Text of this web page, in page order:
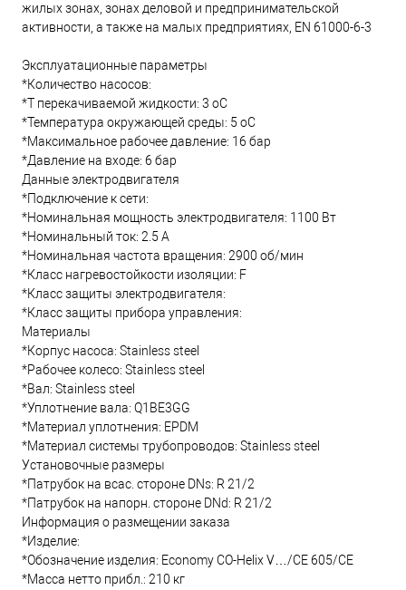
жилых зонах, зонах деловой и предпринимательской
активности, а также на малых предприятиях, EN 61000-6-3
Эксплуатационные параметры
*Количество насосов:
*T перекачиваемой жидкости: 3 oC
*Температура окружающей среды: 5 oC
*Максимальное рабочее давление: 16 бар
*Давление на входе: 6 бар
Данные электродвигателя
*Подключение к сети:
*Номинальная мощность электродвигателя: 1100 Вт
*Номинальный ток: 2.5 А
*Номинальная частота вращения: 2900 об/мин
*Класс нагревостойкости изоляции: F
*Класс защиты электродвигателя:
*Класс защиты прибора управления:
Материалы
*Корпус насоса: Stainless steel
*Рабочее колесо: Stainless steel
*Вал: Stainless steel
*Уплотнение вала: Q1BE3GG
*Материал уплотнения: EPDM
*Материал системы трубопроводов: Stainless steel
Установочные размеры
*Патрубок на всас. стороне DNs: R 21/2
*Патрубок на напорн. стороне DNd: R 21/2
Информация о размещении заказа
*Изделие:
*Обозначение изделия: Economy CO-Helix V…/CE 605/CE
*Масса нетто прибл.: 210 кг